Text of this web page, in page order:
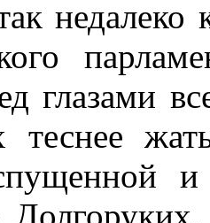
недалеко
глазами
теснее